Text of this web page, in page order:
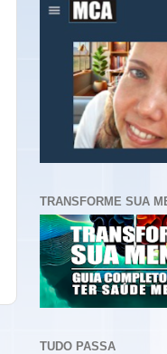
TRANSFORME SUA
TUDO PASSA